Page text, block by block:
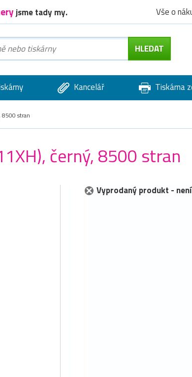
jsme tady my. Vše o
Kancelář Tiskárna
stran
černý, 8500 stran
Vyprodaný produkt -